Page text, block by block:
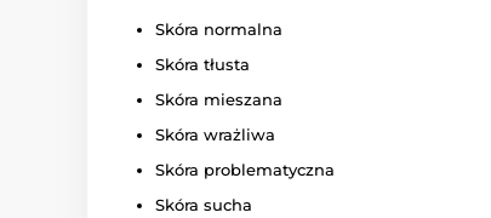
Skóra normalna
Skóra tłusta
Skóra mieszana
Skóra wrażliwa
Skóra problematyczna
Skóra sucha